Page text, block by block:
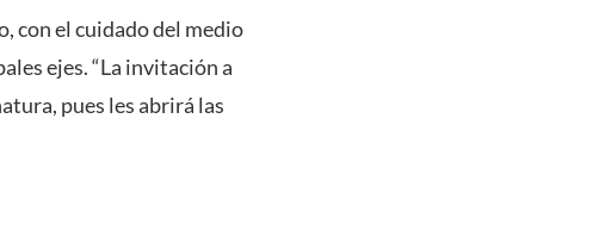
con el cuidado del medio
ejes. “La invitación a
pues les abrirá las